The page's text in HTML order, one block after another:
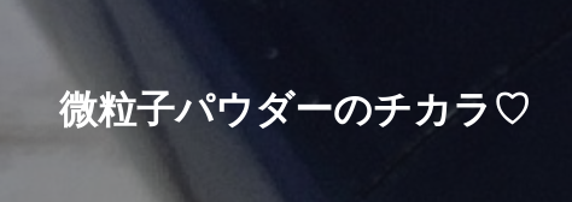
微粒子パウダーのチカラ♡